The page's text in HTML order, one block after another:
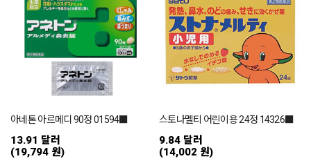
아네톤 아르메디 90정 01594■
13.91 달러
(19,794 원)
스토나멜티 어린이용 24정 14326■
9.84 달러
(14,002 원)